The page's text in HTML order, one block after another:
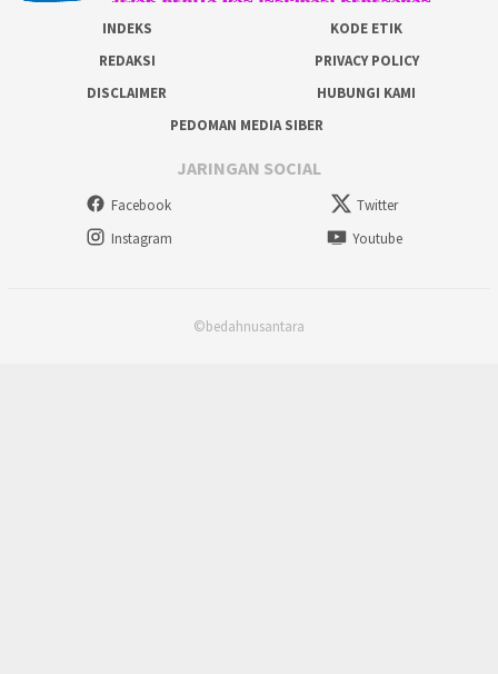
INDEKS
KODE ETIK
REDAKSI
PRIVACY POLICY
DISCLAIMER
HUBUNGI KAMI
PEDOMAN MEDIA SIBER
JARINGAN SOCIAL
Facebook
Twitter
Instagram
Youtube
©bedahnusantara